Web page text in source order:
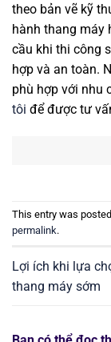
theo bản vẽ kỹ
hành thang máy
cầu khi thi công
hợp và an toàn.
phù hợp với nhu
tôi để được tư
This entry was
permalink.
Lợi ích khi lựa
thang máy sớm